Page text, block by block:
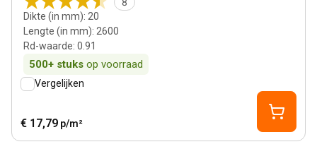
Dikte (in mm): 20
Lengte (in mm): 2600
Rd-waarde: 0.91
500+ stuks op voorraad
Vergelijken
€ 17,79 p/m²